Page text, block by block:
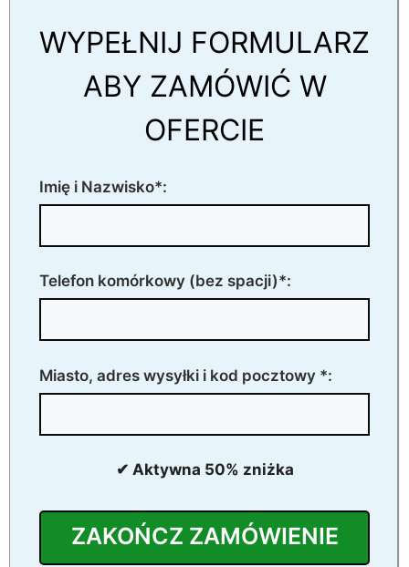
WYPEŁNIJ FORMULARZ
ABY ZAMÓWIĆ W
OFERCIE
Imię i Nazwisko*:
Telefon komórkowy (bez spacji)*:
Miasto, adres wysyłki i kod pocztowy *:
✔ Aktywna 50% zniżka